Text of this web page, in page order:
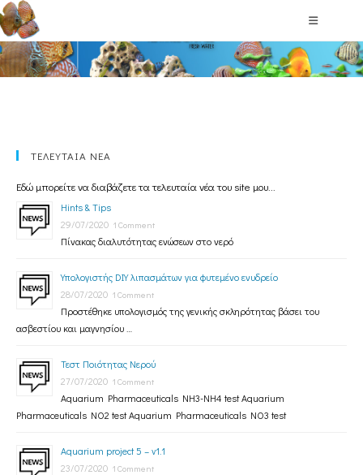
Hints & Tips
ΤΕΛΕΥΤΑΙΑ ΝΕΑ
Εδώ μπορείτε να διαβάζετε τα τελευταία νέα του site μου...
Hints & Tips
29/07/2020 1 Comment
Πίνακας διαλυτότητας ενώσεων στο νερό
Υπολογιστής DIY λιπασμάτων για φυτεμένο ενυδρείο
28/07/2020 1 Comment
Προστέθηκε υπολογισμός της γενικής σκληρότητας βάσει του
ασβεστίου και μαγνησίου …
Τεστ Ποιότητας Νερού
27/07/2020 1 Comment
Aquarium Pharmaceuticals NH3-NH4 test Aquarium
Pharmaceuticals NO2 test Aquarium Pharmaceuticals NO3 test
Aquarium project 5 – v1.1
23/07/2020 1 Comment